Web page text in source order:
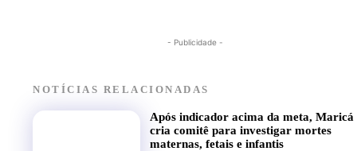
- Publicidade -
NOTÍCIAS RELACIONADAS
Após indicador acima da meta, Maricá
cria comitê para investigar mortes
maternas, fetais e infantis